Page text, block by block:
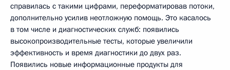
справилась с такими цифрами, переформатировав потоки,
дополнительно усилив неотложную помощь. Это касалось
в том числе и диагностических служб: появились
высокопроизводительные тесты, которые увеличили
эффективность и время диагностики до двух раз.
Появились новые информационные продукты для